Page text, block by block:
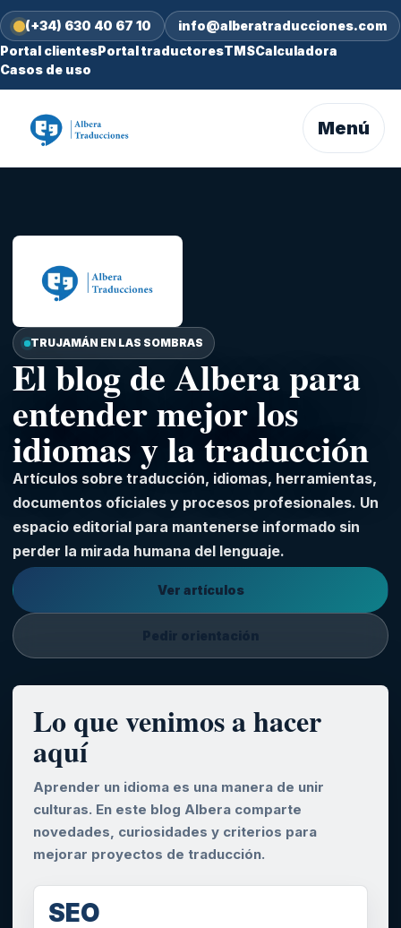
(+34) 630 40 67 10
info@alberatraducciones.com
Portal clientesPortal traductoresTMSCalculadora
Casos de uso
Menú
TRUJAMÁN EN LAS SOMBRAS
El blog de Albera para
entender mejor los
idiomas y la traducción
Artículos sobre traducción, idiomas, herramientas,
documentos oficiales y procesos profesionales. Un
espacio editorial para mantenerse informado sin
perder la mirada humana del lenguaje.
Ver artículos
Lo que venimos a hacer
aquí
Aprender un idioma es una manera de unir
culturas. En este blog Albera comparte
novedades, curiosidades y criterios para
mejorar proyectos de traducción.
SEO